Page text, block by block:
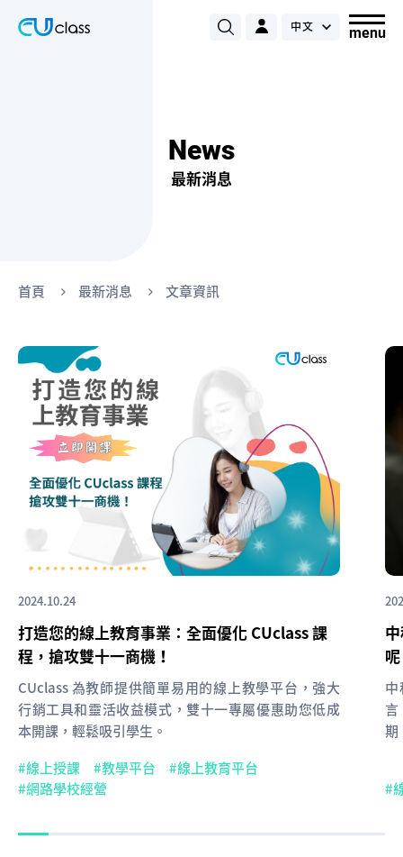
News
最新消息
首頁 最新消息 文章資訊
2024.10.24
打造您的線上教育事業：全面優化 CUclass 課
程，搶攻雙十一商機！
CUclass 為教師提供簡單易用的線上教學平台，強大
行銷工具和靈活收益模式，雙十一專屬優惠助您低成
本開課，輕鬆吸引學生。
線上授課
教學平台
線上教育平台
網路學校經營
言
期